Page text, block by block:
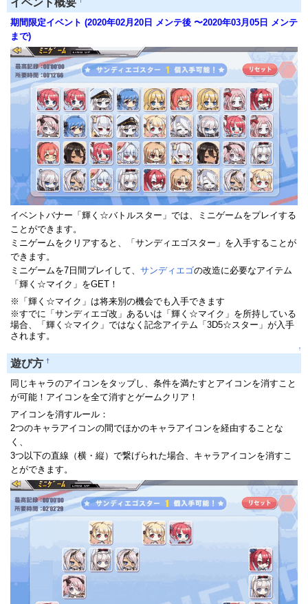
イベント概要
期間限定イベント (2020年02月20日 メンテ後 〜2020年03月05日 メンテ
まで)
イベントバナー「輝く☆バトルスター」では、ミニゲームをプレイする
ことができます。
ミニゲームをクリアすると、「サンディエゴスター」を入手することが
できます。
ミニゲームを7日間プレイして、 サンディエゴの改造に必要なアイテム
「輝く☆マイク」をGET！
※「輝く☆マイク」は将来別の機会でも入手できます
※すでに「サンディエゴ改」あるいは「輝く☆マイク」を所持している
場合、「輝く☆マイク」ではなく記念アイテム「3D5☆スター」が入手
されます。
↑
遊び方 †
同じキャラのアイコンをタップし、条件を満たすとアイコンを消すこと
が可能！アイコンを全て消すとゲームクリア！
アイコンを消すルール：
2つのキャラアイコンの間でほかのキャラアイコンを経由することな
く、
3つ以下の直線（横・縦）で繋げられた場合、キャラアイコンを消すこ
とができます。